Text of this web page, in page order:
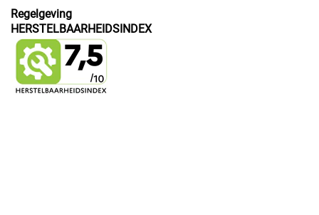
Regelgeving
HERSTELBAARHEIDSINDEX